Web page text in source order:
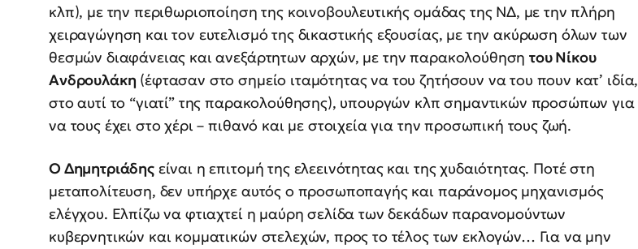
κλπ), με την περιθωριοποίηση της κοινοβουλευτικής ομάδας της ΝΔ, με την πλήρη
χειραγώγηση και τον ευτελισμό της δικαστικής εξουσίας, με την ακύρωση όλων των
θεσμών διαφάνειας και ανεξάρτητων αρχών, με την παρακολούθησητου Νίκου
Ανδρουλάκη (έφτασαν στο σημείο ιταμότητας να του ζητήσουν να του πουν κατ’ ιδία,
στο αυτί το “γιατί” της παρακολούθησης), υπουργών κλπ σημαντικών προσώπων για
να τους έχει στο χέρι – πιθανό και με στοιχεία για την προσωπική τους ζωή.
Ο Δημητριάδηςείναι η επιτομή της ελεεινότητας και της χυδαιότητας. Ποτέ στη
μεταπολίτευση, δεν υπήρχε αυτός ο προσωποπαγής και παράνομος μηχανισμός
ελέγχου. Ελπίζω να φτιαχτεί η μαύρη σελίδα των δεκάδων παρανομούντων
κυβερνητικών και κομματικών στελεχών, προς το τέλος των εκλογών… Για να μην